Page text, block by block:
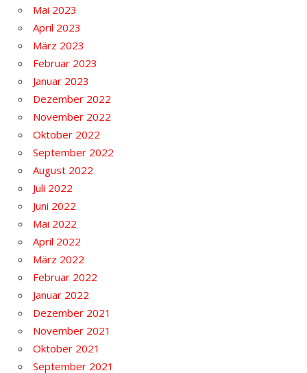
Mai 2023
April 2023
März 2023
Februar 2023
Januar 2023
Dezember 2022
November 2022
Oktober 2022
September 2022
August 2022
Juli 2022
Juni 2022
Mai 2022
April 2022
März 2022
Februar 2022
Januar 2022
Dezember 2021
November 2021
Oktober 2021
September 2021